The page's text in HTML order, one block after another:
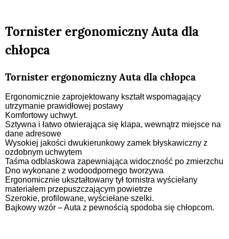
Tornister ergonomiczny Auta dla
chłopca
Tornister ergonomiczny Auta dla chłopca
Ergonomicznie zaprojektowany kształt wspomagający
utrzymanie prawidłowej postawy
Komfortowy uchwyt.
Sztywna i łatwo otwierająca się klapa, wewnątrz miejsce na
dane adresowe
Wysokiej jakości dwukierunkowy zamek błyskawiczny z
ozdobnym uchwytem
Taśma odblaskowa zapewniająca widoczność po zmierzchu
Dno wykonane z wodoodpornego tworzywa
Ergonomicznie ukształtowany tył tornistra wyściełany
materiałem przepuszczającym powietrze
Szerokie, profilowane, wyściełane szelki.
Bajkowy wzór – Auta z pewnością spodoba się chłopcom.